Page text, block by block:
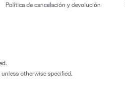
Política de cancelación y devolución
otherwise specified.